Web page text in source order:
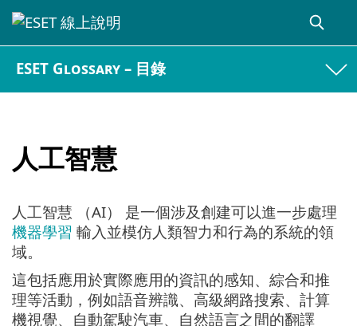
ESET Glossary – 目錄
人工智慧
人工智慧 （AI） 是一個涉及創建可以進一步處理
機器學習 輸入並模仿人類智力和行為的系統的領
域。
這包括應用於實際應用的資訊的感知、綜合和推
理等活動，例如語音辨識、高級網路搜索、計算
機視覺、自動駕駛汽車、自然語言之間的翻譯